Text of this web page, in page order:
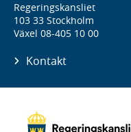
Regeringskansliet
103 33 Stockholm
Växel 08-405 10 00
Kontakt